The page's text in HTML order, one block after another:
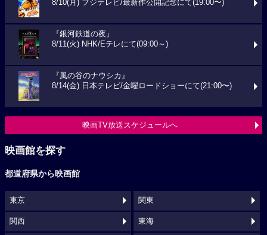
8/10(月) フジテレビ/最新作公開記念にて(19:00〜)
『銀河鉄道の夜』
8/11(火) NHK/Eテレにて(09:00～)
『風の谷のナウシカ』
8/14(金) 日本テレビ/金曜ロードショーにて(21:00〜)
映画TV放送スケジュールへ
映画館を探す
都道府県から映画館
東京 関東
関西 東海